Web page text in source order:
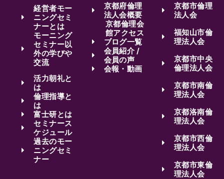
経営者モー
ニングセミ
ナーとは
モーニング
セミナー以
外の学びや
交流
活力朝礼と
は
倫理指導と
は
富士研とは
セミナース
ケジュール
過去のモー
ニングセミ
ナー
京都府倫理
法人会概要
京都倫理会
館アクセス
ブログ一覧
会員紹介 /
会員の声
会報・動画
京都市倫理
法人会
福知山市倫
理法人会
京都市中央
倫理法人会
京都市南倫
理法人会
京都洛南倫
理法人会
京都市西倫
理法人会
京都市東倫
理法人会